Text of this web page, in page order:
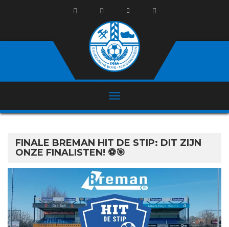
FINALE BREMAN HIT DE STIP: DIT ZIJN
ONZE FINALISTEN! ⚽🎯